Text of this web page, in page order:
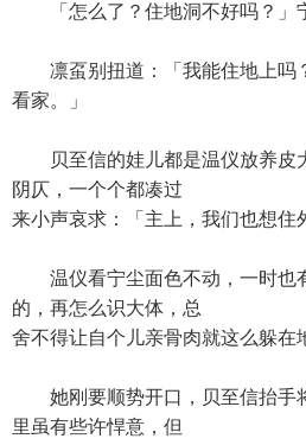
「怎么了？住地洞不好吗？」宁
凛虿别扭道：「我能住地上吗
看家。」
贝至信的娃儿都是温仪放养皮
阴仄，一个个都凑过
来小声哀求：「主上，我们也想住
温仪看宁尘面色不动，一时也
的，再怎么识大体，总
舍不得让自个儿亲骨肉就这么躲在
她刚要顺势开口，贝至信抬手
里虽有些许悍意，但